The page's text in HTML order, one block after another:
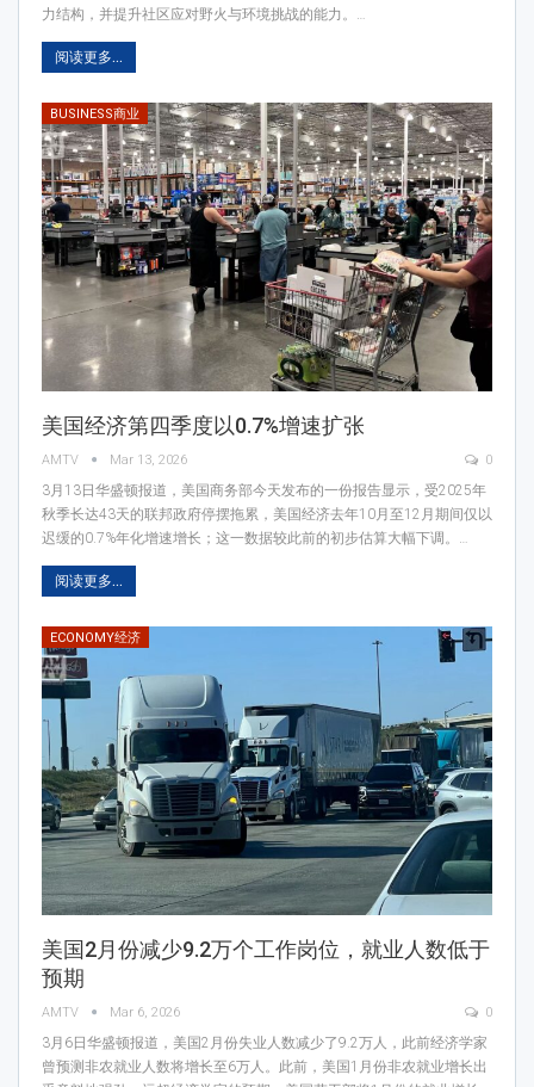
力结构，并提升社区应对野火与环境挑战的能力。…
阅读更多...
BUSINESS商业
美国经济第四季度以0.7%增速扩张
AMTV Mar 13, 2026 0
3月13日华盛顿报道，美国商务部今天发布的一份报告显示，受2025年
秋季长达43天的联邦政府停摆拖累，美国经济去年10月至12月期间仅以
迟缓的0.7%年化增速增长；这一数据较此前的初步估算大幅下调。…
阅读更多...
ECONOMY经济
美国2月份减少9.2万个工作岗位，就业人数低于
预期
AMTV Mar 6, 2026 0
3月6日华盛顿报道，美国2月份失业人数减少了9.2万人，此前经济学家
曾预测非农就业人数将增长至6万人。此前，美国1月份非农就业增长出